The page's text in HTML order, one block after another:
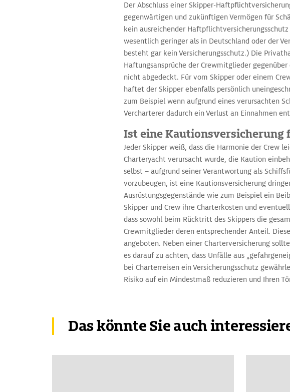
Der Abschluss einer Skipper-
gegenwärtigen und zukünftigen Vermögen für
kein ausreichender
wesentlich geringer als in Deutschland oder der
besteht gar kein Versicherungsschutz.) Die
Haftungsansprüche der Crewmitglieder
nicht abgedeckt. Für vom Skipper oder einem
haftet der Skipper ebenfalls persönlich
zum Beispiel wenn aufgrund eines verursachten
Vercharterer dadurch ein Verlust an Einnahmen
Ist eine Kautionsversicherung
Jeder Skipper weiß, dass die Harmonie der Crew
Charteryacht verursacht wurde, die Kaution
selbst – aufgrund seiner Verantwortung als
vorzubeugen, ist eine Kautionsversicherung
Ausrüstungsgegenstände wie zum Beispiel ein
Skipper und Crew ihre Charterkosten und
dass sowohl beim Rücktritt des Skippers die
Crewmitglieder deren entsprechender Anteil.
angeboten. Neben einer Charterversicherung
es darauf zu achten, dass Unfälle aus
bei Charterreisen ein Versicherungsschutz
Risiko auf ein Mindestmaß reduzieren und Ihren
Das könnte Sie auch